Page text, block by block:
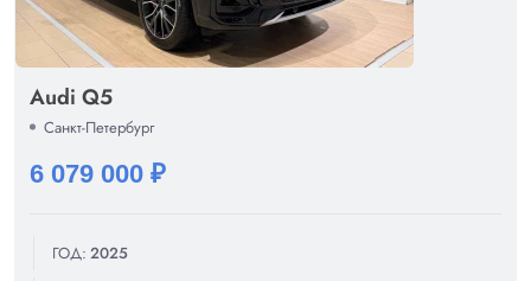
Audi Q5
Санкт-Петербург
6 079 000 ₽
ГОД: 2025